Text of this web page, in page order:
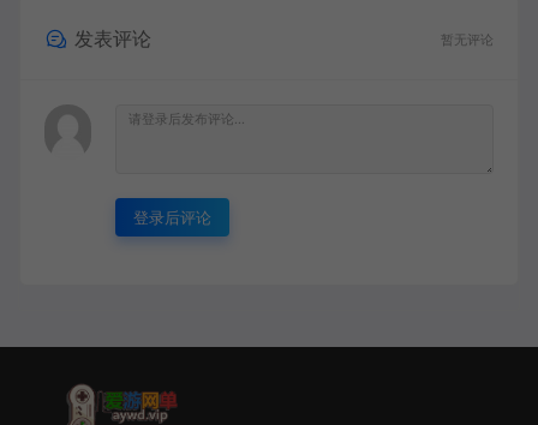
发表评论 暂无评论
登录后评论